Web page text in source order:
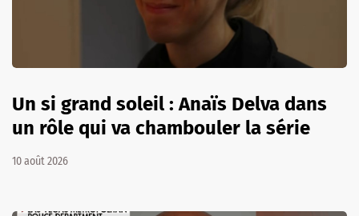
Un si grand soleil : Anaïs Delva dans
un rôle qui va chambouler la série
10 août 2026